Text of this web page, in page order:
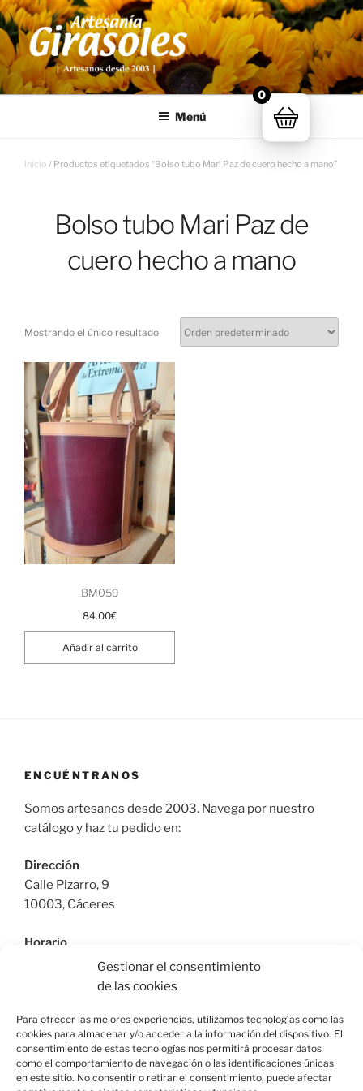
Gestionar el consentimiento
de las cookies
Para ofrecer las mejores experiencias, utilizamos tecnologías como las
cookies para almacenar y/o acceder a la información del dispositivo. El
consentimiento de estas tecnologías nos permitirá procesar datos
como el comportamiento de navegación o las identificaciones únicas
en este sitio. No consentir o retirar el consentimiento, puede afectar
Saltar
al
contenido
ARTESANÍA GIRASOLES
Artesanía de Extremadura
Menú
Inicio / Productos etiquetados “Bolso tubo Mari Paz de cuero hecho a mano”
Bolso tubo Mari Paz de
cuero hecho a mano
Mostrando el único resultado
BM059
84.00€
Añadir al carrito
ENCUÉNTRANOS
Somos artesanos desde 2003. Navega por nuestro
catálogo y haz tu pedido en:
Dirección
Calle Pizarro, 9
10003, Cáceres
Horario
De Lunes a Viernes: 9:30h a 13:30h | 17:30 a 21:00h
Sábado: 10:30h a 14:00h |
Teléfono
615664955
0